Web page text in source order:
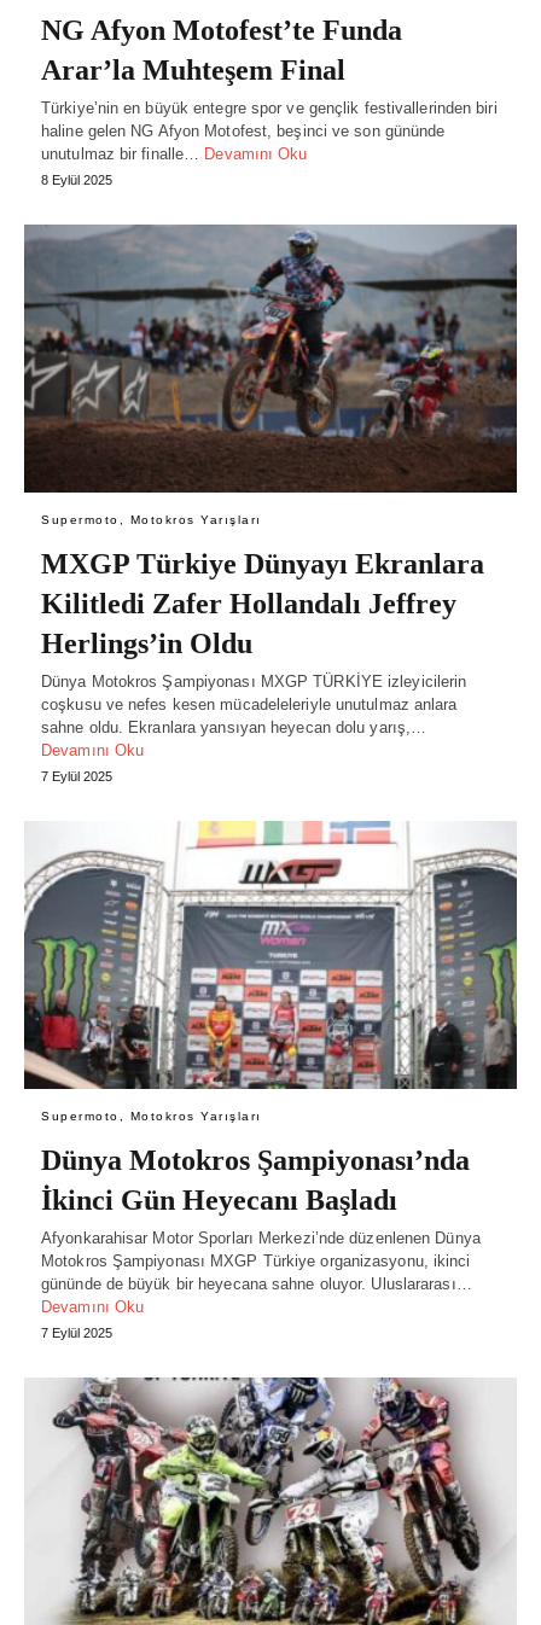
NG Afyon Motofest’te Funda
Arar’la Muhteşem Final
Türkiye’nin en büyük entegre spor ve gençlik festivallerinden biri
haline gelen NG Afyon Motofest, beşinci ve son gününde
unutulmaz bir finalle… Devamını Oku
8 Eylül 2025
Supermoto, Motokros Yarışları
MXGP Türkiye Dünyayı Ekranlara
Kilitledi Zafer Hollandalı Jeffrey
Herlings’in Oldu
Dünya Motokros Şampiyonası MXGP TÜRKİYE izleyicilerin
coşkusu ve nefes kesen mücadeleleriyle unutulmaz anlara
sahne oldu. Ekranlara yansıyan heyecan dolu yarış,…
Devamını Oku
7 Eylül 2025
Supermoto, Motokros Yarışları
Dünya Motokros Şampiyonası’nda
İkinci Gün Heyecanı Başladı
Afyonkarahisar Motor Sporları Merkezi’nde düzenlenen Dünya
Motokros Şampiyonası MXGP Türkiye organizasyonu, ikinci
gününde de büyük bir heyecana sahne oluyor. Uluslararası…
Devamını Oku
7 Eylül 2025